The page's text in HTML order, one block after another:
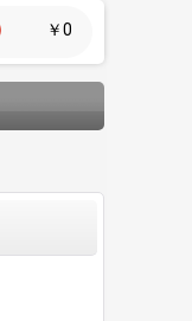
￥0